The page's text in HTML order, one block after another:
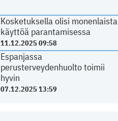
Kosketuksella olisi monenlaista
käyttöä parantamisessa
11.12.2025 09:58
Espanjassa
perusterveydenhuolto toimii
hyvin
07.12.2025 13:59